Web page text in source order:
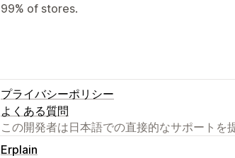
99% of stores.
プライバシーポリシー
よくある質問
この開発者は日本語での直接的なサポートを
Erplain